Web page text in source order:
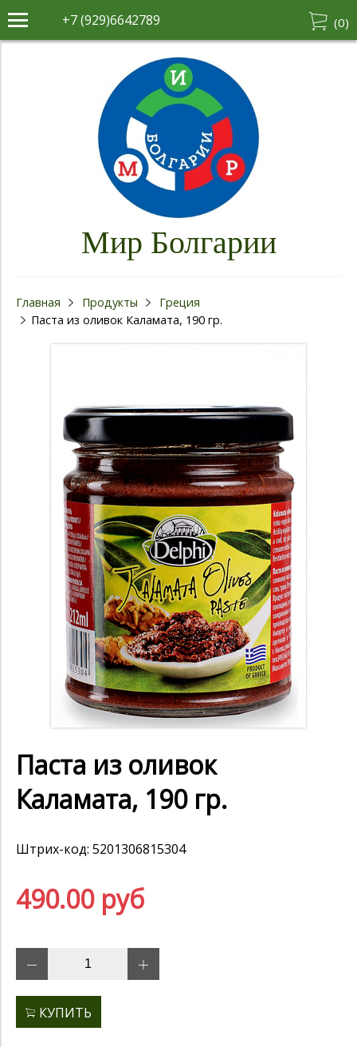
+7 (929)6642789 (0)
Мир Болгарии
Главная Продукты
Греция
Паста из оливок Каламата, 190 гр.
Паста из оливок
Каламата, 190 гр.
Штрих-код: 5201306815304
490.00 руб
КУПИТЬ